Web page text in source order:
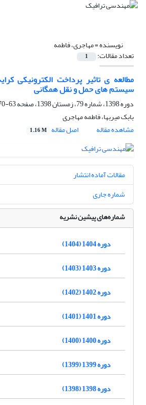
نویسنده =مهاجری، فاطمه
تعداد مقالات: 1
مطالعه ی تاثیر پرداخت الکترونیکی
سیستم های حمل و نقل همگانی
دوره 1398، شماره 79، زمستان 1398، صفحه
63-70
بابک میربها، فاطمه مهاجری
مشاهده مقاله
اصل مقاله 1.16 M
مقالات آماده انتشار
شماره جاری
شماره‌های پیشین نشریه
دوره 1404 (1404)
دوره 1403 (1403)
دوره 1402 (1402)
دوره 1401 (1401)
دوره 1400 (1400)
دوره 1399 (1399)
دوره 1398 (1398)